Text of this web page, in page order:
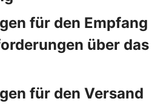
für den Empfang
über das
für den Versand